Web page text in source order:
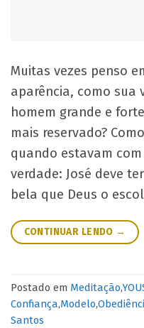
Muitas vezes penso
aparência, como sua
homem grande e
mais reservado?
quando estavam
verdade: José deve
bela que Deus o
CONTINUAR LENDO →
Postado em Meditação,
Confiança,Modelo,
Santos